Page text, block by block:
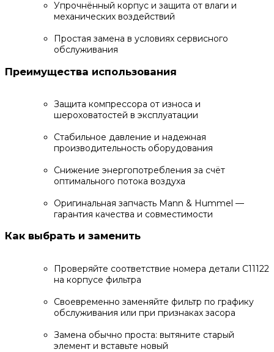
Упрочнённый корпус и защита от влаги и
механических воздействий
Простая замена в условиях сервисного
обслуживания
Преимущества использования
Защита компрессора от износа и
шероховатостей в эксплуатации
Стабильное давление и надежная
производительность оборудования
Снижение энергопотребления за счёт
оптимального потока воздуха
Оригинальная запчасть Mann & Hummel —
гарантия качества и совместимости
Как выбрать и заменить
Проверяйте соответствие номера детали C11122
на корпусе фильтра
Своевременно заменяйте фильтр по графику
обслуживания или при признаках засора
Замена обычно проста: вытяните старый
элемент и вставьте новый